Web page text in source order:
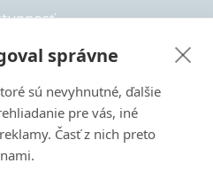
© Colonnade
6826 222
reCAPTCHA a vzťahujú sa
správne
sú nevyhnutné, ďalšie
pre vás, iné
Časť z nich preto